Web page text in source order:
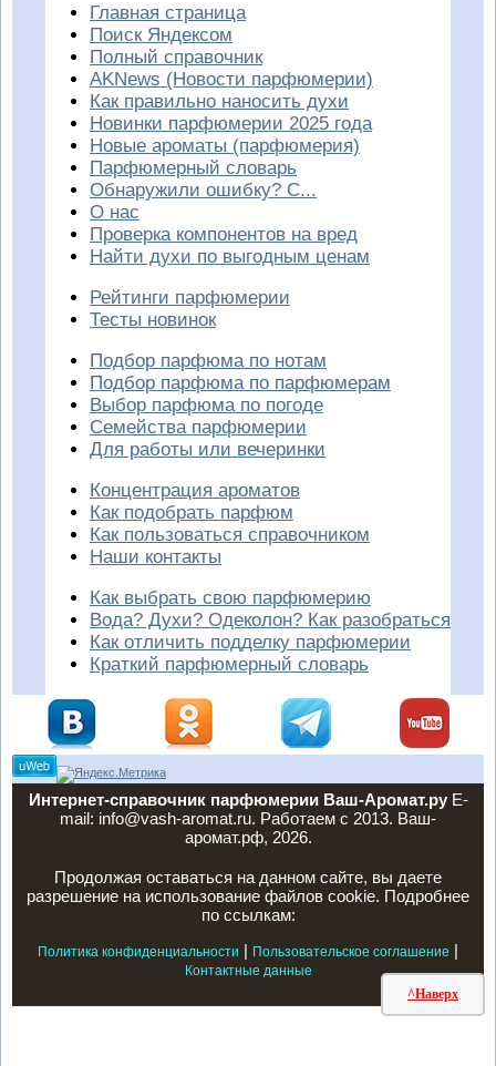
^Наверх
Главная страница
Поиск Яндексом
Полный справочник
AKNews (Новости парфюмерии)
Как правильно наносить духи
Новинки парфюмерии 2025 года
Новые ароматы (парфюмерия)
Парфюмерный словарь
Обнаружили ошибку? С...
О нас
Проверка компонентов на вред
Найти духи по выгодным ценам
Рейтинги парфюмерии
Тесты новинок
Подбор парфюма по нотам
Подбор парфюма по парфюмерам
Выбор парфюма по погоде
Семейства парфюмерии
Для работы или вечеринки
Концентрация ароматов
Как подобрать парфюм
Как пользоваться справочником
Наши контакты
Как выбрать свою парфюмерию
Вода? Духи? Одеколон? Как разобраться
Как отличить подделку парфюмерии
Краткий парфюмерный словарь
Интернет-справочник парфюмерии Ваш-Аромат.руE-
mail: info@vash-aromat.ru. Работаем с 2013. Ваш-
аромат.рф, 2026.
Продолжая оставаться на данном сайте, вы даете
разрешение на использование файлов cookie. Подробнее
по ссылкам:
Политика конфиденциальности | Пользовательское соглашение |
Контактные данные